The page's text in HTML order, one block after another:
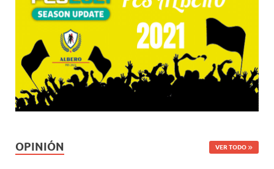
OPINIÓN VER TODO